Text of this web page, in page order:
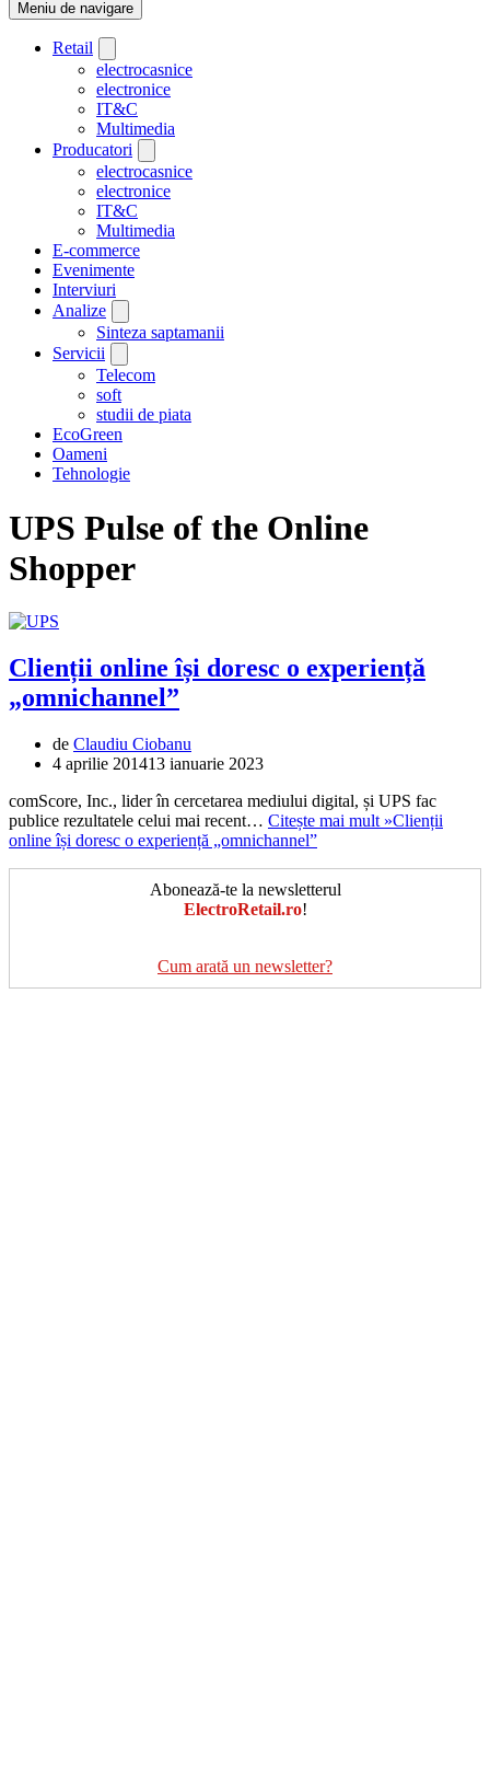
Meniu de navigare
Retail
electrocasnice
electronice
IT&C
Multimedia
Producatori
electrocasnice
electronice
IT&C
Multimedia
E-commerce
Evenimente
Interviuri
Analize
Sinteza saptamanii
Servicii
Telecom
soft
studii de piata
EcoGreen
Oameni
Tehnologie
UPS Pulse of the Online
Shopper
Clienții online își doresc o experiență
„omnichannel”
de Claudiu Ciobanu
4 aprilie 201413 ianuarie 2023
comScore, Inc., lider în cercetarea mediului digital, și UPS fac
publice rezultatele celui mai recent… Citește mai mult »Clienții
online își doresc o experiență „omnichannel”
Abonează-te la newsletterul
ElectroRetail.ro!
Cum arată un newsletter?